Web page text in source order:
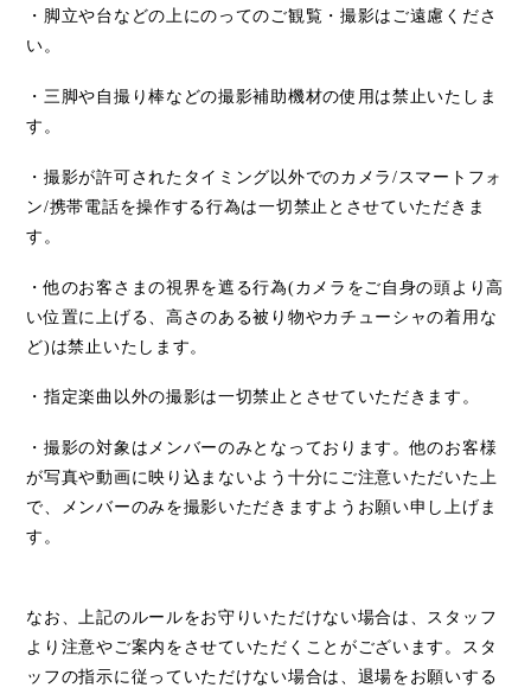
・脚立や台などの上にのってのご観覧・撮影はご遠慮くださ
い。
・三脚や自撮り棒などの撮影補助機材の使用は禁止いたしま
す。
・撮影が許可されたタイミング以外でのカメラ/ スマートフォ
ン/携帯電話を操作する行為は一切禁止とさせていただきま
す。
・他のお客さまの視界を遮る行為(カメラをご自身の頭より高
い位置に上げる、高さのある被り物やカチューシャの着用な
ど) は禁止いたします。
・指定楽曲以外の撮影は一切禁止とさせていただきます。
・撮影の対象はメンバーのみとなっております。他のお客様
が写真や動画に映り込まないよう十分にご注意いただいた上
で、メンバーのみを撮影いただきますようお願い申し上げま
す。
なお、上記のルールをお守りいただけない場合は、スタッフ
より注意やご案内をさせていただくことがございます。スタ
ッフの指示に従っていただけない場合は、退場をお願いする